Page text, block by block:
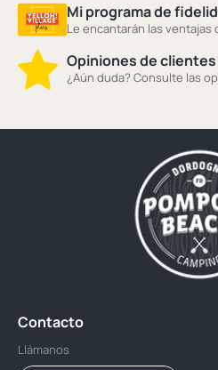
Mi programa de
Le encantarán las ventajas
Opiniones de clientes
¿Aún duda? Consulte las
Contacto
Llámanos